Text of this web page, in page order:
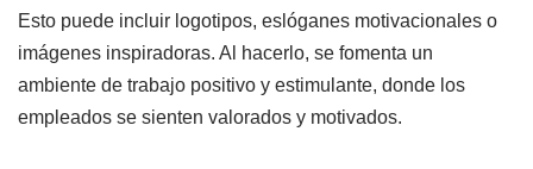
Esto puede incluir logotipos, eslóganes motivacionales o
imágenes inspiradoras. Al hacerlo, se fomenta un
ambiente de trabajo positivo y estimulante, donde los
empleados se sienten valorados y motivados.